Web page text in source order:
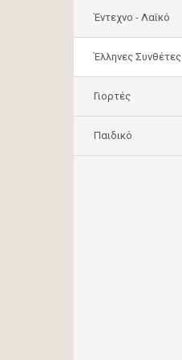
Έντεχνο - Λαϊκό
Έλληνες Συνθέτες
Γιορτές
Παιδικό